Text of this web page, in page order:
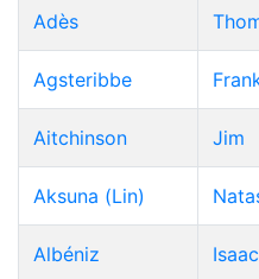
Adès
Agsteribbe
Aitchinson Jim
Aksuna (Lin)
Albéniz Isaac